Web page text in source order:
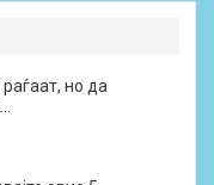
но да